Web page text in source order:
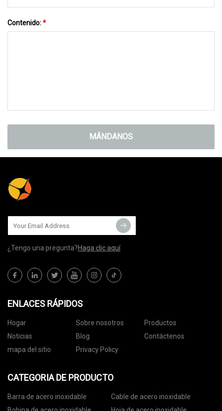
Contenido:*
MÁNDANOS
¿Tengo una pregunta?Haga clic aquí
ENLACES RÁPIDOS
Hogar Sobre nosotros
Productos
Noticias
Blog
Contáctenos
mapa del sitio
Privacy Policy
CATEGORIA DE PRODUCTO
Barra de acero inoxidable
Cable de acero inoxidable